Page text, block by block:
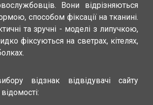
Вони відрізняються
способом фіксації на тканині.
та зручні - моделі з липучкою,
фіксуються на светрах, кітелях,
відзнак відвідувачі сайту